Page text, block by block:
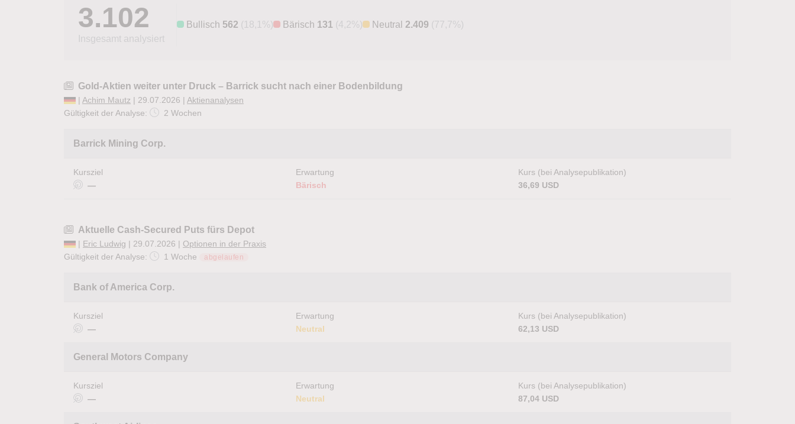
3.102
Insgesamt analysiert
Bullisch 562 (18,1%) Bärisch 131 (4,2%) Neutral 2.409 (77,7%)
Gold-Aktien weiter unter Druck – Barrick sucht nach einer Bodenbildung
| Achim Mautz | 29.07.2026 | Aktienanalysen
Gültigkeit der Analyse:
2 Wochen
Barrick Mining Corp.
Kursziel
—
Erwartung
Bärisch
Kurs (bei Analysepublikation)
36,69 USD
Aktuelle Cash-Secured Puts fürs Depot
| Eric Ludwig | 29.07.2026 | Optionen in der Praxis
Gültigkeit der Analyse:
1 Woche abgelaufen
Bank of America Corp.
Kursziel
—
Erwartung
Neutral
Kurs (bei Analysepublikation)
62,13 USD
General Motors Company
Kursziel
—
Erwartung
Neutral
Kurs (bei Analysepublikation)
87,04 USD